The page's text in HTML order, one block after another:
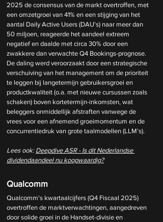
2025 de consensus van de markt overtroffen, met
een omzetgroei van 41% en een stijging van het
aantal Daily Active Users (DAU's) naar meer dan
50 miljoen, reageerde het aandeel extreem
negatief en daalde met circa 30% door een
zwakkere dan verwachte Q4 Bookings-prognose.
De daling werd veroorzaakt door een strategische
verschuiving van het management om de prioriteit
te leggen bij langetermijn gebruikersgroei en
productkwaliteit (o.a. met nieuwe cursussen zoals
schaken) boven kortetermijn-inkomsten, wat
beleggers onmiddellijk afstraften vanwege de
vrees voor een afnemend groeimomentum en de
concurrentiedruk van grote taalmodellen (LLM’s).
Lees ook: Deepdive ASR - Is dit Nederlandse
dividendaandeel nu koopwaardig?
Qualcomm
Qualcomm's kwartaalcijfers (Q4 Fiscaal 2025)
overtroffen de marktverwachtingen, aangedreven
door solide groei in de Handset-divisie en